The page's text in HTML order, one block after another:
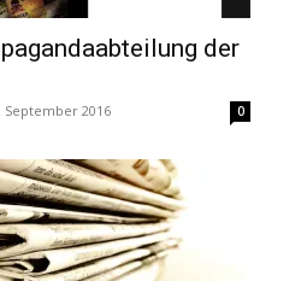
der
September 2016 0